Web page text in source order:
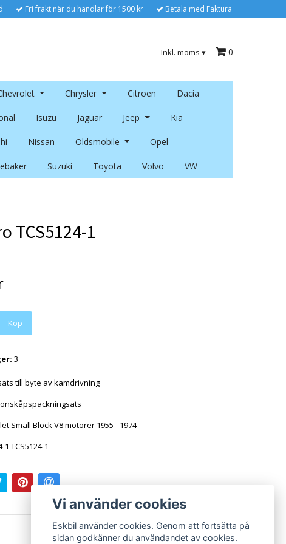
Fri frakt när du handlar för 1500 kr Betala med Faktura
Inkl. moms ▾ 0
Chrysler Citroen Dacia
Isuzu Jaguar Jeep Kia
Nissan Oldsmobile Opel
Suzuki Toyota Volvo VW
TCS5124-1
3
till byte av kamdrivning
Small Block V8 motorer 1955 - 1974
1 TCS5124-1
Vi använder cookies
Eskbil använder cookies. Genom att fortsätta på
sidan godkänner du användandet av cookies.